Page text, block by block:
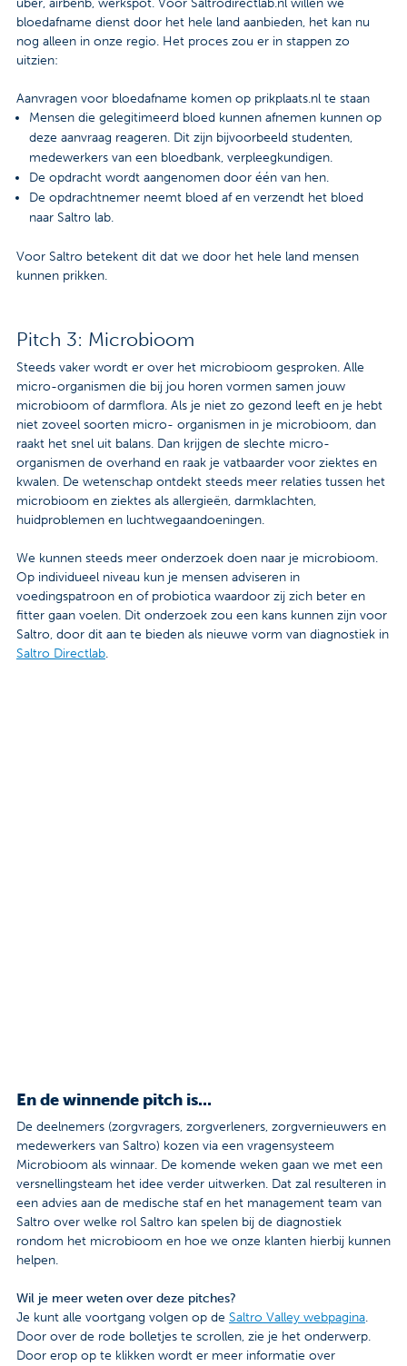
uber, airbenb, werkspot. Voor Saltrodirectlab.nl willen we
bloedafname dienst door het hele land aanbieden, het kan nu
nog alleen in onze regio. Het proces zou er in stappen zo
uitzien:
Aanvragen voor bloedafname komen op prikplaats.nl te staan
Mensen die gelegitimeerd bloed kunnen afnemen kunnen op
deze aanvraag reageren. Dit zijn bijvoorbeeld studenten,
medewerkers van een bloedbank, verpleegkundigen.
De opdracht wordt aangenomen door één van hen.
De opdrachtnemer neemt bloed af en verzendt het bloed
naar Saltro lab.
Voor Saltro betekent dit dat we door het hele land mensen
kunnen prikken.
Pitch 3: Microbioom
Steeds vaker wordt er over het microbioom gesproken. Alle
micro-organismen die bij jou horen vormen samen jouw
microbioom of darmflora. Als je niet zo gezond leeft en je hebt
niet zoveel soorten micro- organismen in je microbioom, dan
raakt het snel uit balans. Dan krijgen de slechte micro-
organismen de overhand en raak je vatbaarder voor ziektes en
kwalen. De wetenschap ontdekt steeds meer relaties tussen het
microbioom en ziektes als allergieën, darmklachten,
huidproblemen en luchtwegaandoeningen.
We kunnen steeds meer onderzoek doen naar je microbioom.
Op individueel niveau kun je mensen adviseren in
voedingspatroon en of probiotica waardoor zij zich beter en
fitter gaan voelen. Dit onderzoek zou een kans kunnen zijn voor
Saltro, door dit aan te bieden als nieuwe vorm van diagnostiek in
Saltro Directlab.
En de winnende pitch is...
De deelnemers (zorgvragers, zorgverleners, zorgvernieuwers en
medewerkers van Saltro) kozen via een vragensysteem
Microbioom als winnaar. De komende weken gaan we met een
versnellingsteam het idee verder uitwerken. Dat zal resulteren in
een advies aan de medische staf en het management team van
Saltro over welke rol Saltro kan spelen bij de diagnostiek
rondom het microbioom en hoe we onze klanten hierbij kunnen
helpen.
Wil je meer weten over deze pitches?
Je kunt alle voortgang volgen op de Saltro Valley webpagina.
Door over de rode bolletjes te scrollen, zie je het onderwerp.
Door erop op te klikken wordt er meer informatie over